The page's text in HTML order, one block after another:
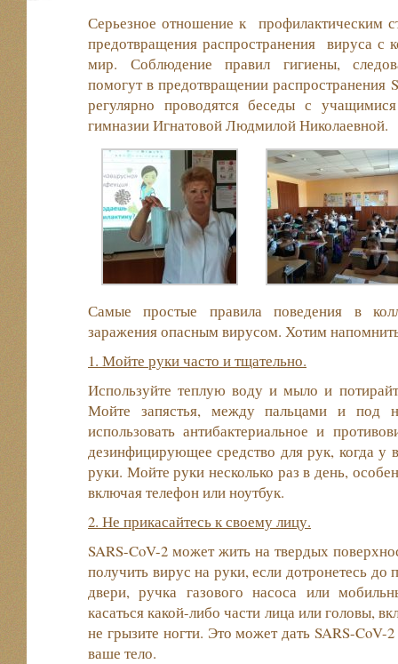
Серьезное отношение к профилактическим
предотвращения распространения вируса с
мир. Соблюдение правил гигиены,
помогут в предотвращении распространения
регулярно проводятся беседы с
гимназии Игнатовой Людмилой Николаевной.
Самые простые правила поведения в
заражения опасным вирусом. Хотим
1. Мойте руки часто и тщательно.
Используйте теплую воду и мыло и
Мойте запястья, между пальцами и под
использовать антибактериальное и
дезинфицирующее средство для рук, когда у
руки. Мойте руки несколько раз в день,
включая телефон или ноутбук.
2. Не прикасайтесь к своему лицу.
SARS-CoV-2 может жить на твердых
получить вирус на руки, если дотронетесь до
двери, ручка газового насоса или
касаться какой-либо части лица или головы,
не грызите ногти. Это может дать SARS-
ваше тело.